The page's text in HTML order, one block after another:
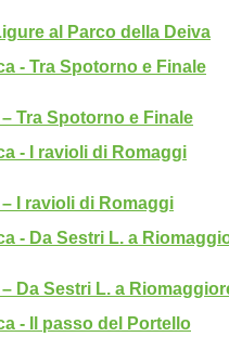
al Parco della Deiva
Tra Spotorno e Finale
I ravioli di Romaggi
Da Sestri L. a